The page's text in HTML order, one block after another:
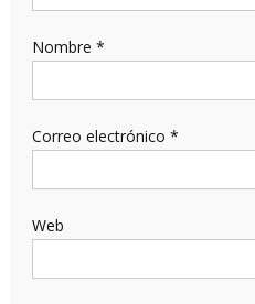
Nombre *
Correo electrónico *
Web